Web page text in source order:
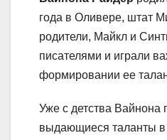
года в Оливере, штат
родители, Майкл и
писателями и играли
формировании ее
Уже с детства Вайнона
выдающиеся таланты в